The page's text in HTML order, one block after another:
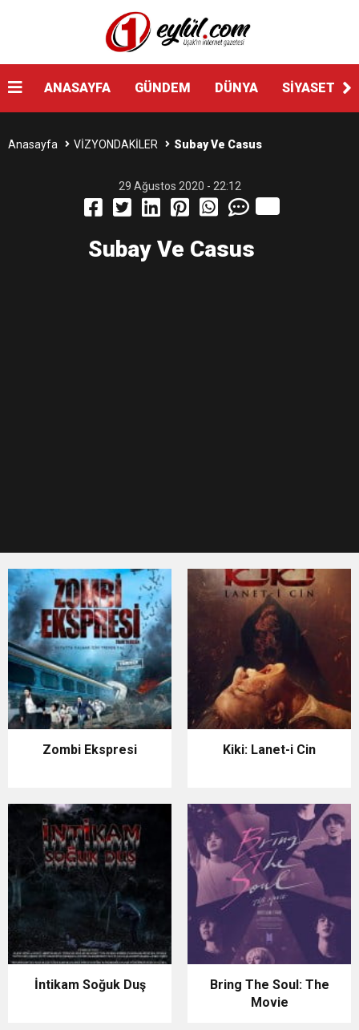
ANASAYFA GÜNDEM DÜNYA SİYASET
Anasayfa VİZYONDAKİLER Subay Ve Casus
29 Ağustos 2020 - 22:12
Subay Ve Casus
Zombi Ekspresi Kiki: Lanet-i Cin
İntikam Soğuk Duş
Bring The Soul: The
Movie